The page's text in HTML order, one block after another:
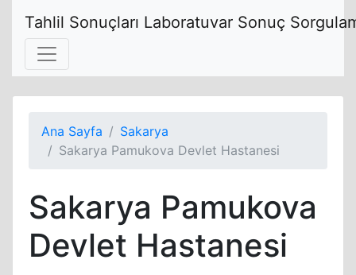
Tahlil Sonuçları Laboratuvar Sonuç
Ana Sayfa
Sakarya
Sakarya Pamukova Devlet Hastanesi
Sakarya Pamukova
Devlet Hastanesi